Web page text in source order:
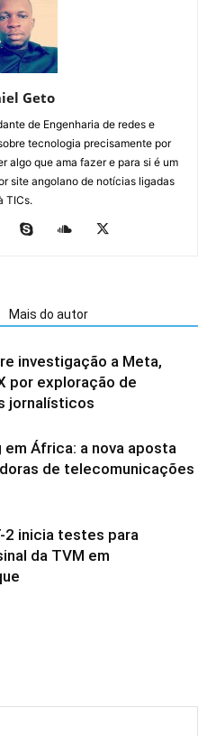
Geto
de Engenharia de redes e
tecnologia precisamente por
algo que ama fazer e para si é um
site angolano de notícias ligadas
TICs.
Mais do autor
investigação a Meta,
por exploração de
jornalísticos
em África: a nova aposta
de telecomunicações
2 inicia testes para
da TVM em